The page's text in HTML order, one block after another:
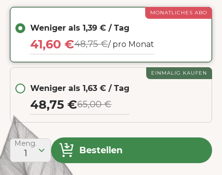
MONATLICHES ABO
Weniger als 1,39 € / Tag
41,60 €48,75 €/ pro Monat
EINMALIG KAUFEN
Weniger als 1,63 € / Tag
48,75 €65,00 €
Meng.
1 Bestellen